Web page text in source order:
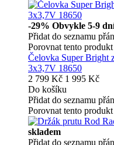
-29% Obvykle 5-9
Přidat do seznamu
Porovnat tento produkt
Čelovka Super Bright
3x3,7V 18650
2 799 Kč 1 995 Kč
Do košíku
Přidat do seznamu
Porovnat tento produkt
skladem
Přidat do seznamu